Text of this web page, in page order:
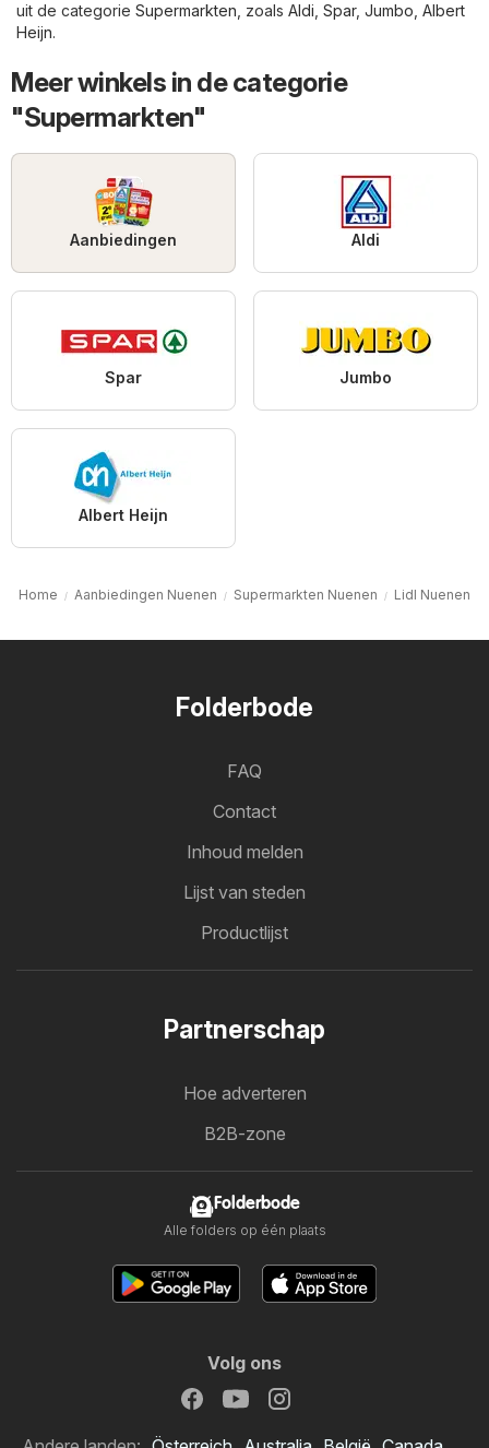
uit de categorie Supermarkten , zoals Aldi Spar, Jumbo Albert
Heijn.
Meer winkels in de categorie
"Supermarkten"
Aanbiedingen Aldi
Spar Jumbo
Albert Heijn
Home Aanbiedingen Nuenen Supermarkten Nuenen Lidl Nuenen
Folderbode
FAQ
Contact
Inhoud melden
Lijst van steden
Productlijst
Partnerschap
Hoe adverteren
B2B-zone
Folderbode
Alle folders op één plaats
Volg ons